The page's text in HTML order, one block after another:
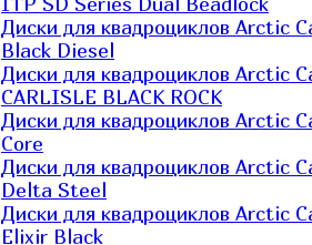
Диски для квадроциклов Arctic
Black Diesel
Диски для квадроциклов Arctic
CARLISLE BLACK ROCK
Диски для квадроциклов Arctic
Core
Диски для квадроциклов Arctic
Delta Steel
Диски для квадроциклов Arctic
Elixir Black